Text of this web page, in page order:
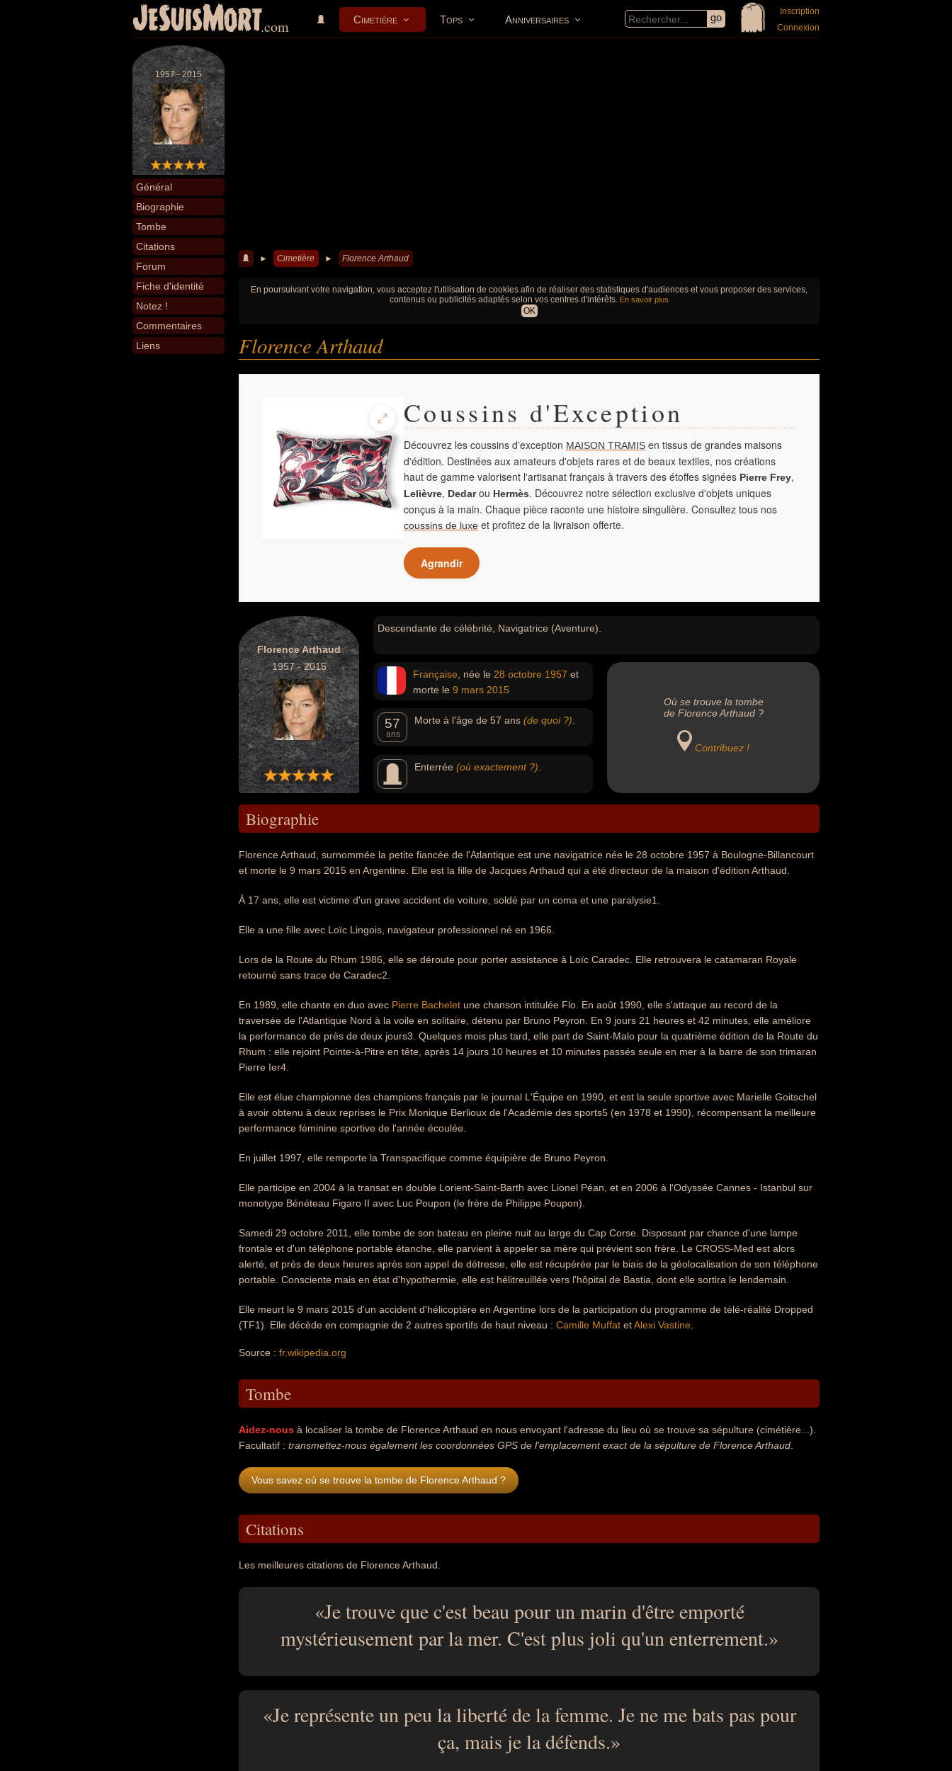
JeSuisMort.com Cimetière Tops Anniversaires
Inscription
Connexion
1957 - 2015
Général
Biographie
Tombe
Citations
Forum
Fiche d'identité
Notez !
Commentaires
Liens
► Cimetière ► Florence Arthaud
En poursuivant votre navigation, vous acceptez l'utilisation de cookies afin de réaliser des statistiques d'audiences et vous proposer des services,
contenus ou publicités adaptés selon vos centres d'intérêts. En savoir plus
OK
Florence Arthaud
Coussins d'Exception
Découvrez les coussins d'exception MAISON TRAMIS en tissus de grandes maisons
d'édition. Destinées aux amateurs d'objets rares et de beaux textiles, nos créations
haut de gamme valorisent l'artisanat français à travers des étoffes signées Pierre Frey,
Lelièvre, Dedarou Hermès. Découvrez notre sélection exclusive d'objets uniques
conçus à la main. Chaque pièce raconte une histoire singulière. Consultez tous nos
coussins de luxe et profitez de la livraison offerte.
Agrandir
Florence Arthaud
1957 - 2015
Descendante de célébrité, Navigatrice (Aventure).
Française , née le 28 octobre 1957 et
morte le 9 mars 2015
57
ans
Morte à l'âge de 57 ans (de quoi ?)
Enterrée (où exactement ?)
Où se trouve la tombe
de Florence Arthaud ?
Contribuez !
Biographie
Florence Arthaud, surnommée la petite fiancée de l'Atlantique est une navigatrice née le 28 octobre 1957 à Boulogne-Billancourt
et morte le 9 mars 2015 en Argentine. Elle est la fille de Jacques Arthaud qui a été directeur de la maison d'édition Arthaud.
À 17 ans, elle est victime d'un grave accident de voiture, soldé par un coma et une paralysie1.
Elle a une fille avec Loïc Lingois, navigateur professionnel né en 1966.
Lors de la Route du Rhum 1986, elle se déroute pour porter assistance à Loïc Caradec. Elle retrouvera le catamaran Royale
retourné sans trace de Caradec2.
En 1989, elle chante en duo avec Pierre Bachelet une chanson intitulée Flo. En août 1990, elle s'attaque au record de la
traversée de l'Atlantique Nord à la voile en solitaire, détenu par Bruno Peyron. En 9 jours 21 heures et 42 minutes, elle améliore
la performance de près de deux jours3. Quelques mois plus tard, elle part de Saint-Malo pour la quatrième édition de la Route du
Rhum : elle rejoint Pointe-à-Pitre en tête, après 14 jours 10 heures et 10 minutes passés seule en mer à la barre de son trimaran
Pierre Ier4.
Elle est élue championne des champions français par le journal L'Équipe en 1990, et est la seule sportive avec Marielle Goitschel
à avoir obtenu à deux reprises le Prix Monique Berlioux de l'Académie des sports5 (en 1978 et 1990), récompensant la meilleure
performance féminine sportive de l'année écoulée.
En juillet 1997, elle remporte la Transpacifique comme équipière de Bruno Peyron.
Elle participe en 2004 à la transat en double Lorient-Saint-Barth avec Lionel Péan, et en 2006 à l'Odyssée Cannes - Istanbul sur
monotype Bénéteau Figaro II avec Luc Poupon (le frère de Philippe Poupon).
Samedi 29 octobre 2011, elle tombe de son bateau en pleine nuit au large du Cap Corse. Disposant par chance d'une lampe
frontale et d'un téléphone portable étanche, elle parvient à appeler sa mère qui prévient son frère. Le CROSS-Med est alors
alerté, et près de deux heures après son appel de détresse, elle est récupérée par le biais de la géolocalisation de son téléphone
portable. Consciente mais en état d'hypothermie, elle est hélitreuillée vers l'hôpital de Bastia, dont elle sortira le lendemain.
Elle meurt le 9 mars 2015 d'un accident d'hélicoptère en Argentine lors de la participation du programme de télé-réalité Dropped
(TF1). Elle décède en compagnie de 2 autres sportifs de haut niveau : Camille Muffat etAlexi Vastine
Source : fr.wikipedia.org
Tombe
Aidez-nous à localiser la tombe de Florence Arthaud en nous envoyant l'adresse du lieu où se trouve sa sépulture (cimétière...).
Facultatif : transmettez-nous également les coordonnées GPS de l'emplacement exact de la sépulture de Florence Arthaud
Vous savez où se trouve la tombe de Florence Arthaud ?
Citations
Les meilleures citations de Florence Arthaud.
Je trouve que c'est beau pour un marin d'être emporté
mystérieusement par la mer. C'est plus joli qu'un enterrement.
Je représente un peu la liberté de la femme. Je ne me bats pas pour
ça, mais je la défends.